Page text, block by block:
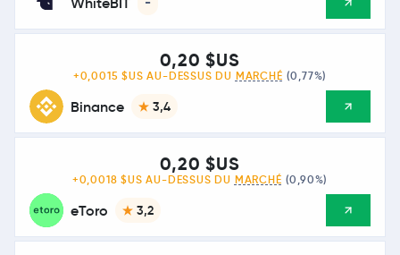
Binance 3,4
0,20 $US
+0,0015 $US AU-DESSUS DU MARCHÉ (0,77%)
eToro 3,2
0,20 $US
+0,0018 $US AU-DESSUS DU MARCHÉ (0,90%)